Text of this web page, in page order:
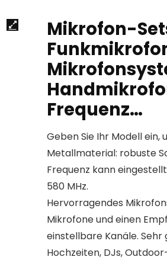
Mikrofon-
Frequenz…
Geben Sie Ihr Modell ein,
Metallmaterial: robuste
Frequenz kann
580 MHz.
Hervorragendes
Mikrofone und einen
einstellbare Kanäle. Sehr
Hochzeiten, DJs,